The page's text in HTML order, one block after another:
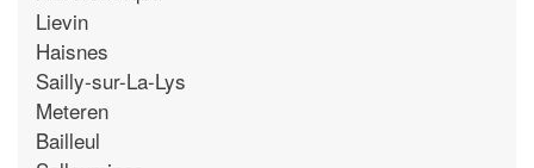
Lievin
Haisnes
Sailly-sur-La-Lys
Meteren
Bailleul